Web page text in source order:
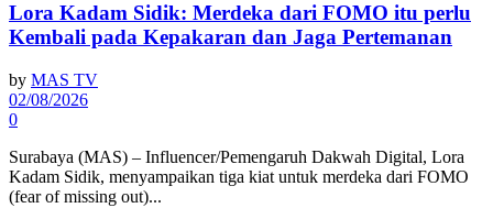
Lora Kadam Sidik: Merdeka dari FOMO itu perlu
Kembali pada Kepakaran dan Jaga Pertemanan
by MAS TV
02/08/2026
0
Surabaya (MAS) – Influencer/Pemengaruh Dakwah Digital, Lora
Kadam Sidik, menyampaikan tiga kiat untuk merdeka dari FOMO
(fear of missing out)...